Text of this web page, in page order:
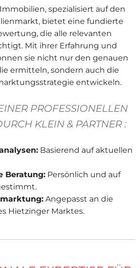
Immobilien, spezialisiert auf den
bietet eine fundierte
die alle relevanten
Mit ihrer Erfahrung und
sie nicht nur den genauen
ermitteln, sondern auch die
entwickeln.
PROFESSIONELLEN
KLEIN & PARTNER :
Basierend auf aktuellen
Beratung: Persönlich und auf
Angepasst an die
Hietzinger Marktes.